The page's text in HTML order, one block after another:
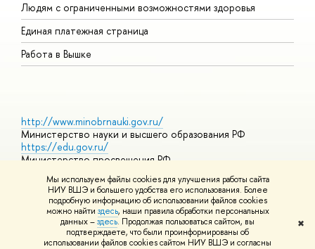
Мы используем файлы cookies для улучшения работы сайта
НИУ ВШЭ и большего удобства его использования. Более
подробную информацию об использовании файлов cookies
можно найти здесь, наши правила обработки персональных
данных –здесь. Продолжая пользоваться сайтом, вы
подтверждаете, что были проинформированы об
использовании файлов cookies сайтом НИУ ВШЭ и согласны
✖
Людям с ограниченными возможностями здоровья
Единая платежная страница
Работа в Вышке
http://www.minobrnauki.gov.ru/
Министерство науки и высшего образования РФ
https://edu.gov.ru/
Министерство просвещения РФ
https://elearning.hse.ru/mooc
Массовые открытые онлайн-курсы
© НИУ ВШЭ 1993–2026 Адреса и контактыУсловия
использования материалов Политика конфиденциальности